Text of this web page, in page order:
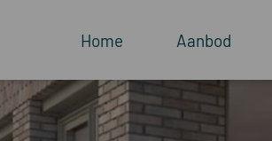
Home Aanbod